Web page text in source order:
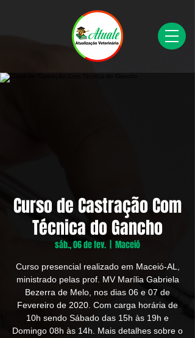
Curso de Castração Com
Técnica do Gancho
sáb., 06 de fev. Maceió
Curso presencial realizado em Maceió-AL,
ministrado pelas prof. MV Marília Gabriela
Bezerra de Melo, nos dias 06 e 07 de
Fevereiro de 2020. Com carga horária de
10h sendo Sábado das 15h às 19h e
Domingo 08h às 14h. Mais detalhes sobre o